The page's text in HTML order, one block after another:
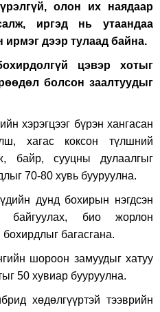
олон их наядаар
иргэд нь утаандаа
ирмэг дээр тулаад байна.
цэвэр хотыг
болсон заалтуудыг
хэрэгцээг бүрэн хангасан
хагас коксон түлшний
байр, сууцны дулаалгыг
70-80 хувь бууруулна.
дунд бохирын нэгдсэн
байгуулах, био жорлон
багасгана.
шороон замуудыг хатуу
50 хувиар бууруулна.
хөдөлгүүртэй тээврийн